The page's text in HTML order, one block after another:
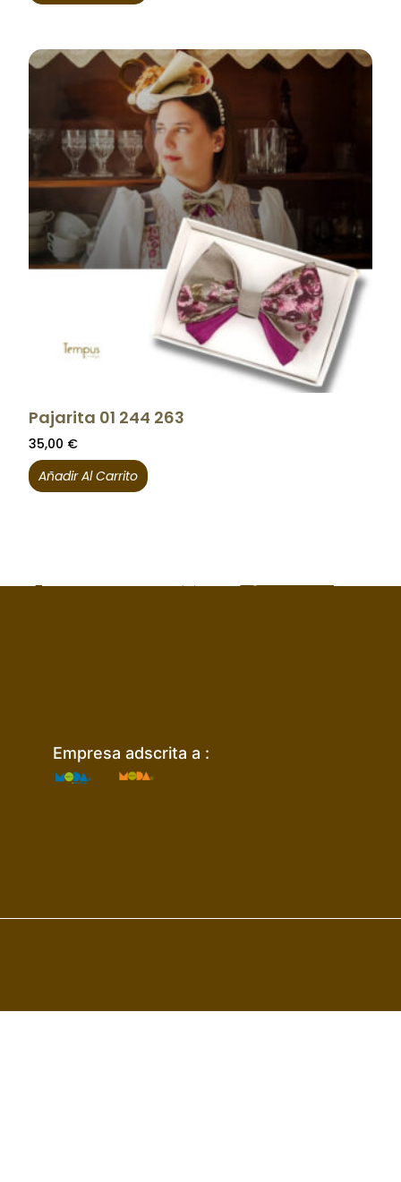
Pajarita 01 244 263
35,00 €
Añadir Al Carrito
Empresa adscrita a :